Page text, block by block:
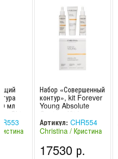
мл
Chin
Набор «Совершенный
контур», kit Forever
Young Absolute
Contour Kit |
Christina
Артикул: CHR554
Christina / Кристина
17530 р.